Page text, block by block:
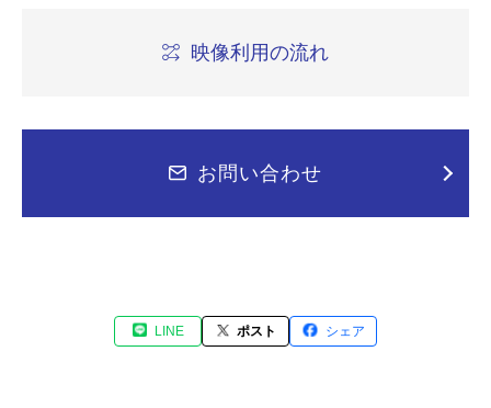
映像利用の流れ
お問い合わせ
LINE ポスト シェア